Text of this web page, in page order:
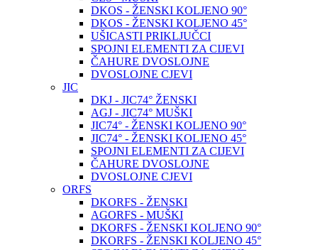
DKOS - ŽENSKI KOLJENO 90°
DKOS - ŽENSKI KOLJENO 45°
UŠICASTI PRIKLJUČCI
SPOJNI ELEMENTI ZA CIJEVI
ČAHURE DVOSLOJNE
DVOSLOJNE CJEVI
JIC
DKJ - JIC74° ŽENSKI
AGJ - JIC74° MUŠKI
JIC74° - ŽENSKI KOLJENO 90°
JIC74° - ŽENSKI KOLJENO 45°
SPOJNI ELEMENTI ZA CIJEVI
ČAHURE DVOSLOJNE
DVOSLOJNE CJEVI
ORFS
DKORFS - ŽENSKI
AGORFS - MUŠKI
DKORFS - ŽENSKI KOLJENO 90°
DKORFS - ŽENSKI KOLJENO 45°